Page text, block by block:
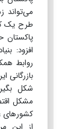
می‌تواند
طرح یک
افزود:
روابط
بازرگانی
شکل
مشکل
کشورهای